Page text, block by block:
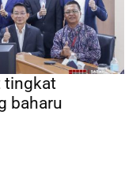
tingkat
baharu